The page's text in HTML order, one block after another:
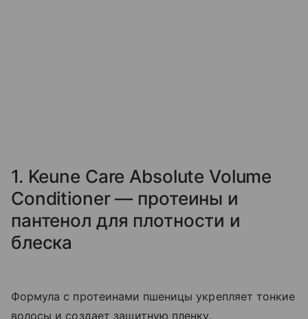
1. Keune Care Absolute Volume
Conditioner — протеины и
пантенол для плотности и
блеска
Формула с протеинами пшеницы укрепляет тонкие
волосы и создает защитную пленку,